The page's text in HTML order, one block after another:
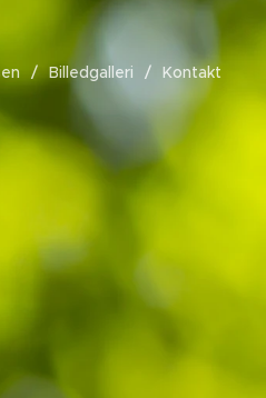
Billedgalleri Kontakt